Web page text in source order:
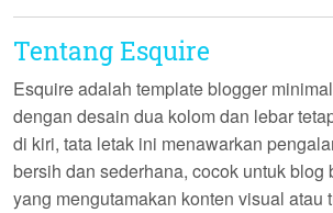
Tentang Esquire
Esquire adalah template blogger
dengan desain dua kolom dan lebar
di kiri, tata letak ini menawarkan
bersih dan sederhana, cocok untuk blog
yang mengutamakan konten visual atau